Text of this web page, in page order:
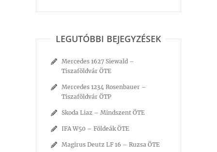
LEGUTÓBBI BEJEGYZÉSEK
Mercedes 1627 Siewald –
Tiszaföldvár ÖTE
Mercedes 1234 Rosenbauer –
Tiszaföldvár ÖTP
Skoda Liaz – Mindszent ÖTE
IFA W50 – Földeák ÖTE
Magirus Deutz LF 16 – Ruzsa ÖTE